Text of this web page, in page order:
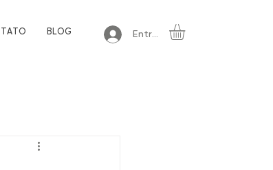
BLOG Entrar